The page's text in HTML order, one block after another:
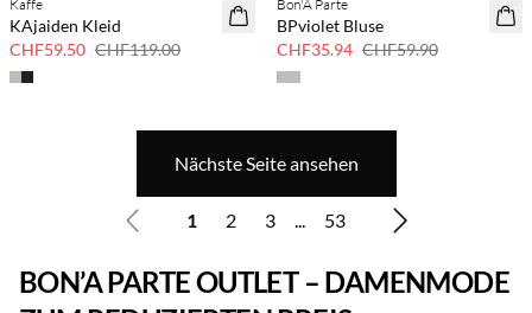
50 % Rabatt
Kaffe
KAjaiden Kleid
CHF59.50 CHF119.00
40 % Rabatt
Bon'A Parte
BPviolet Bluse
CHF35.94 CHF59.90
Nächste Seite ansehen
1 2 3 ... 53
BON’A PARTE OUTLET – DAMENMODE